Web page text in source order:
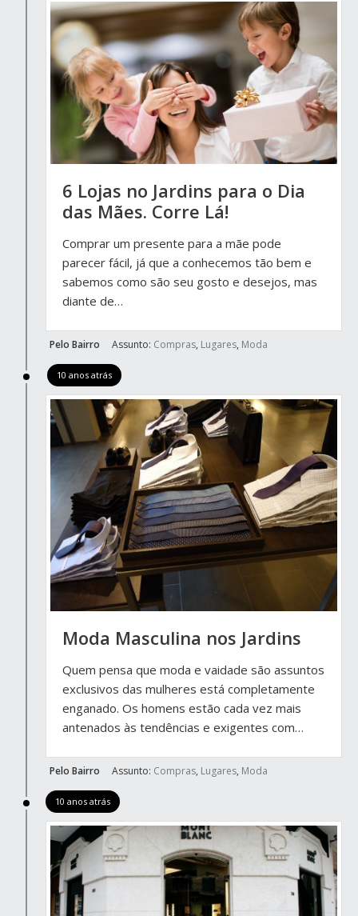
6 Lojas no Jardins para o Dia
das Mães. Corre Lá!
Comprar um presente para a mãe pode
parecer fácil, já que a conhecemos tão bem e
sabemos como são seu gosto e desejos, mas
diante de…
Pelo Bairro Assunto: Compras, Lugares, Moda
10 anos atrás
Moda Masculina nos Jardins
Quem pensa que moda e vaidade são assuntos
exclusivos das mulheres está completamente
enganado. Os homens estão cada vez mais
antenados às tendências e exigentes com…
Pelo Bairro Assunto: Compras, Lugares, Moda
10 anos atrás